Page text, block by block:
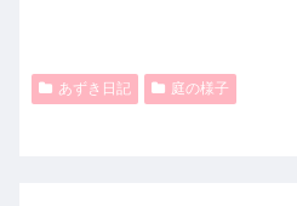
あずき日記 庭の様子